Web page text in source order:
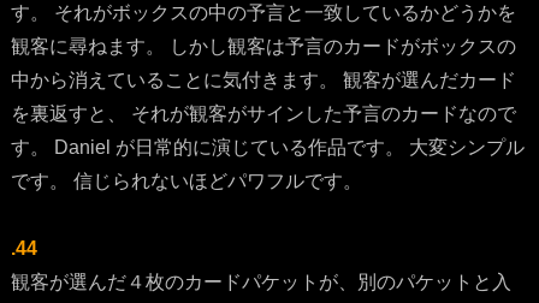
す。 それがボックスの中の予言と一致しているかどうかを
観客に尋ねます。 しかし観客は予言のカードがボックスの
中から消えていることに気付きます。 観客が選んだカード
を裏返すと、 それが観客がサインした予言のカードなので
す。 Daniel が日常的に演じている作品です。 大変シンプル
です。 信じられないほどパワフルです。
.44
観客が選んだ４枚のカードパケットが、別のパケットと入